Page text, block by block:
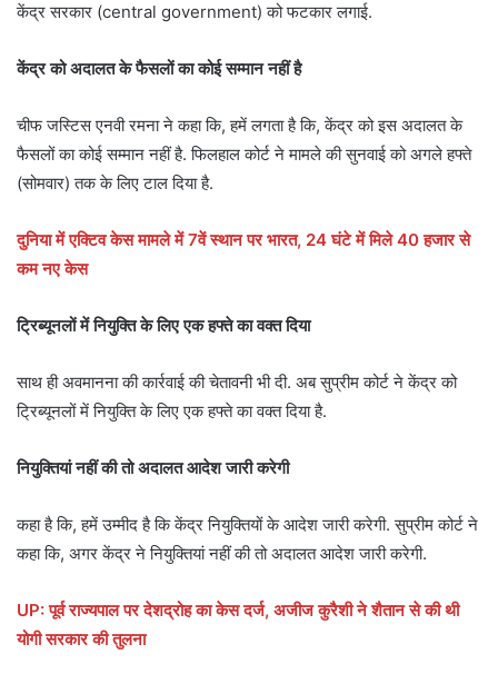
केंद्र सरकार (central government) को फटकार लगाई.
केंद्र को अदालत के फैसलों का कोई सम्मान नहीं है
चीफ जस्टिस एनवी रमना ने कहा कि, हमें लगता है कि, केंद्र को इस अदालत के
फैसलों का कोई सम्मान नहीं है. फिलहाल कोर्ट ने मामले की सुनवाई को अगले हफ्ते
(सोमवार) तक के लिए टाल दिया है.
दुनिया में एक्टिव केस मामले में 7वें स्थान पर भारत, 24 घंटे में मिले 40 हजार से
कम नए केस
ट्रिब्यूनलों में नियुक्ति के लिए एक हफ्ते का वक्त दिया
साथ ही अवमानना की कार्रवाई की चेतावनी भी दी. अब सुप्रीम कोर्ट ने केंद्र को
ट्रिब्यूनलों में नियुक्ति के लिए एक हफ्ते का वक्त दिया है.
नियुक्तियां नहीं की तो अदालत आदेश जारी करेगी
कहा है कि, हमें उम्मीद है कि केंद्र नियुक्तियों के आदेश जारी करेगी. सुप्रीम कोर्ट ने
कहा कि, अगर केंद्र ने नियुक्तियां नहीं की तो अदालत आदेश जारी करेगी.
UP: पूर्व राज्यपाल पर देशद्रोह का केस दर्ज, अजीज कुरैशी ने शैतान से की थी
योगी सरकार की तुलना